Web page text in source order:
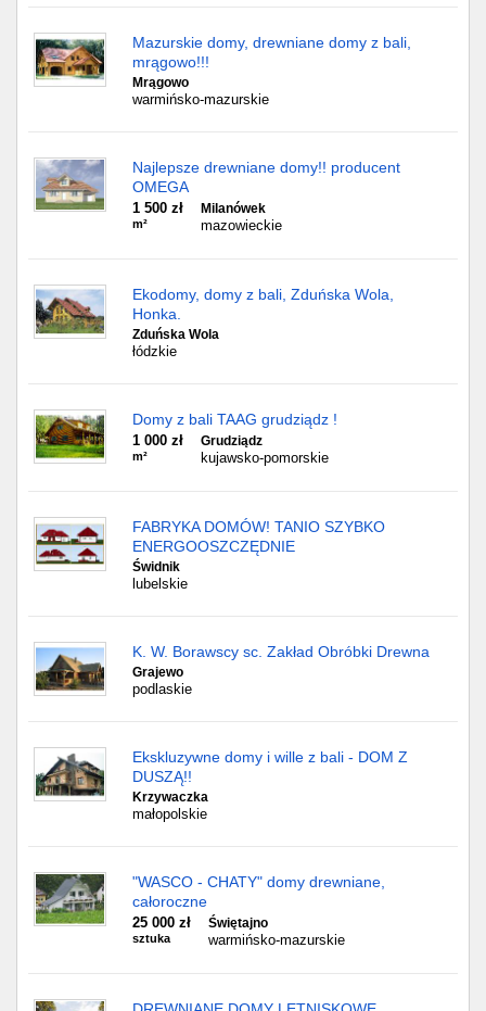
Mazurskie domy, drewniane domy z bali,
mrągowo!!!
Mrągowo
warmińsko-mazurskie
Najlepsze drewniane domy!! producent
OMEGA
1 500 zł
m²
Milanówek
mazowieckie
Ekodomy, domy z bali, Zduńska Wola,
Honka.
Zduńska Wola
łódzkie
Domy z bali TAAG grudziądz !
1 000 zł
m²
Grudziądz
kujawsko-pomorskie
FABRYKA DOMÓW! TANIO SZYBKO
ENERGOOSZCZĘDNIE
Świdnik
lubelskie
K. W. Borawscy sc. Zakład Obróbki Drewna
Grajewo
podlaskie
Ekskluzywne domy i wille z bali - DOM Z
DUSZĄ!!
Krzywaczka
małopolskie
"WASCO - CHATY" domy drewniane,
całoroczne
25 000 zł
sztuka
Świętajno
warmińsko-mazurskie